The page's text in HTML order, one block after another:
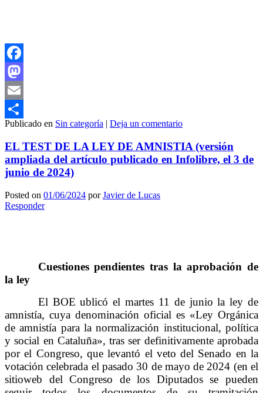
Facebook
Mastodon
Email
Compartir
Publicado en Sin categoría | Deja un comentario
EL TEST DE LA LEY DE AMNISTIA (versión
ampliada del artículo publicado en Infolibre, el 3 de
junio de 2024)
Posted on 01/06/2024 porJavier de Lucas
Responder
Cuestiones pendientes tras la aprobación de
la ley
El BOE ublicó el martes 11 de junio la ley de
amnistía, cuya denominación oficial es «Ley Orgánica
de amnistía para la normalización institucional, política
y social en Cataluña», tras ser definitivamente aprobada
por el Congreso, que levantó el veto del Senado en la
votación celebrada el pasado 30 de mayo de 2024 (en el
sitioweb del Congreso de los Diputados se pueden